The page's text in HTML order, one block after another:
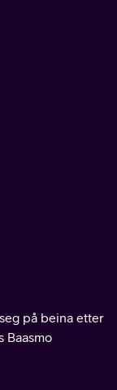
på beina etter
Baasmo